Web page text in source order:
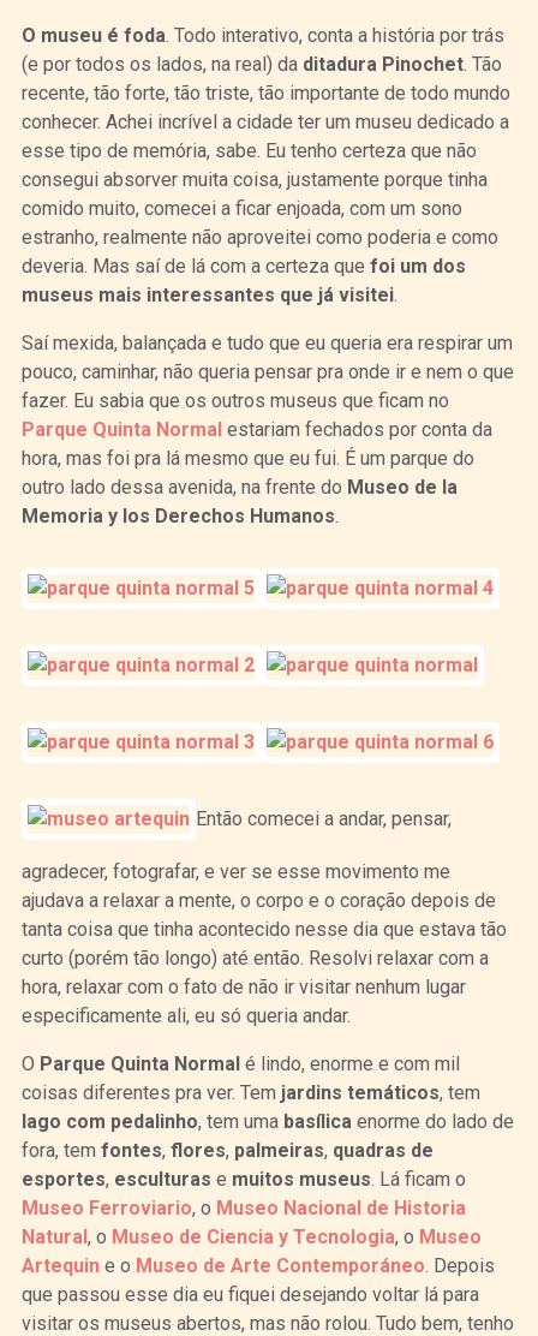
O museu é foda . Todo interativo, conta a história por trás
(e por todos os lados, na real) da ditadura Pinochet. Tão
recente, tão forte, tão triste, tão importante de todo mundo
conhecer. Achei incrível a cidade ter um museu dedicado a
esse tipo de memória, sabe. Eu tenho certeza que não
consegui absorver muita coisa, justamente porque tinha
comido muito, comecei a ficar enjoada, com um sono
estranho, realmente não aproveitei como poderia e como
deveria. Mas saí de lá com a certeza que foi um dos
museus mais interessantes que já visitei.
Saí mexida, balançada e tudo que eu queria era respirar um
pouco, caminhar, não queria pensar pra onde ir e nem o que
fazer. Eu sabia que os outros museus que ficam no
Parque Quinta Normal estariam fechados por conta da
hora, mas foi pra lá mesmo que eu fui. É um parque do
outro lado dessa avenida, na frente do Museo de la
Memoria y los Derechos Humanos
Então comecei a andar, pensar,
agradecer, fotografar, e ver se esse movimento me
ajudava a relaxar a mente, o corpo e o coração depois de
tanta coisa que tinha acontecido nesse dia que estava tão
curto (porém tão longo) até então. Resolvi relaxar com a
hora, relaxar com o fato de não ir visitar nenhum lugar
especificamente ali, eu só queria andar.
O Parque Quinta Normalé lindo, enorme e com mil
coisas diferentes pra ver. Tem jardins temáticos, tem
lago com pedalinho, tem uma basílica enorme do lado de
fora, tem fontes, flores, palmeiras, quadras de
esportes, esculturas e muitos museus . Lá ficam o
Museo Ferroviario, o Museo Nacional de Historia
Natural, o Museo de Ciencia y Tecnologia, o Museo
Artequine o Museo de Arte Contemporáneo . Depois
que passou esse dia eu fiquei desejando voltar lá para
visitar os museus abertos, mas não rolou. Tudo bem, tenho